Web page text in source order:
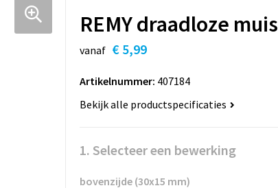
REMY draadloze muis
vanaf € 5,99
Artikelnummer: 407184
Bekijk alle productspecificaties
1. Selecteer een bewerking
bovenzijde (30x15 mm)